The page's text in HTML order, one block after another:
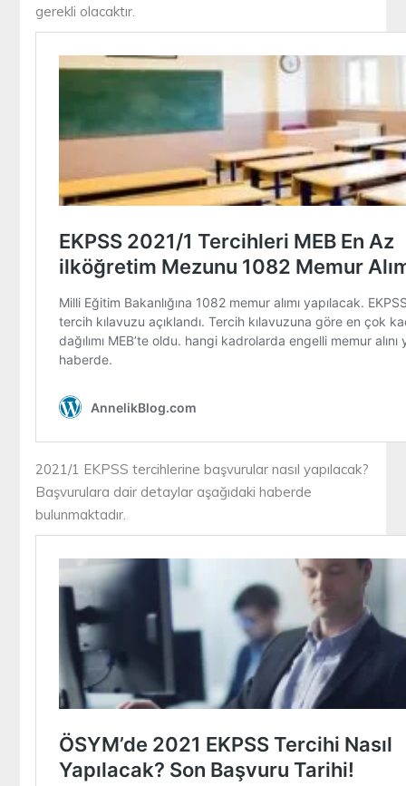
gerekli olacaktır.
2021/1 EKPSS tercihlerine başvurular nasıl yapılacak?
Başvurulara dair detaylar aşağıdaki haberde
bulunmaktadır.